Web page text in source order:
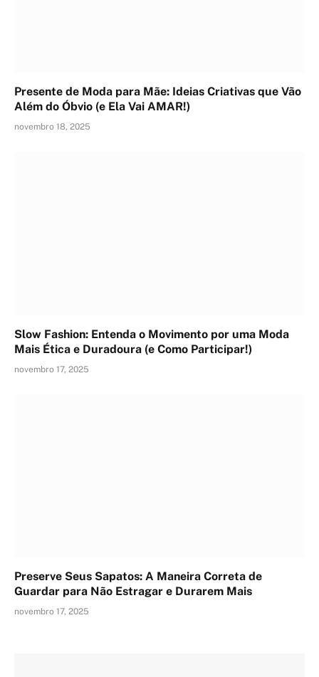
Presente de Moda para Mãe: Ideias Criativas que Vão
Além do Óbvio (e Ela Vai AMAR!)
novembro 18, 2025
Slow Fashion: Entenda o Movimento por uma Moda
Mais Ética e Duradoura (e Como Participar!)
novembro 17, 2025
Preserve Seus Sapatos: A Maneira Correta de
Guardar para Não Estragar e Durarem Mais
novembro 17, 2025